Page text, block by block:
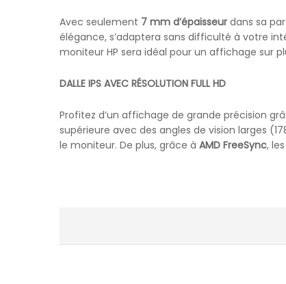
Avec seulement 7 mm d’épaisseur dans sa
élégance, s’adaptera sans difficulté à votre
moniteur HP sera idéal pour un affichage sur
DALLE IPS AVEC RÉSOLUTION FULL HD
Profitez d’un affichage de grande précision
supérieure avec des angles de vision larges
le moniteur. De plus, grâce à AMD FreeSync,